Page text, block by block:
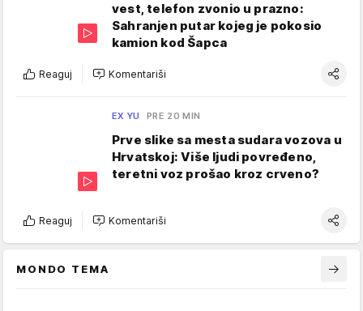
vest, telefon zvonio u prazno:
Sahranjen putar kojeg je pokosio
kamion kod Šapca
Reaguj Komentariši
EX YU PRE 20 MIN
Prve slike sa mesta sudara vozova u
Hrvatskoj: Više ljudi povređeno,
teretni voz prošao kroz crveno?
Reaguj Komentariši
MONDO TEMA